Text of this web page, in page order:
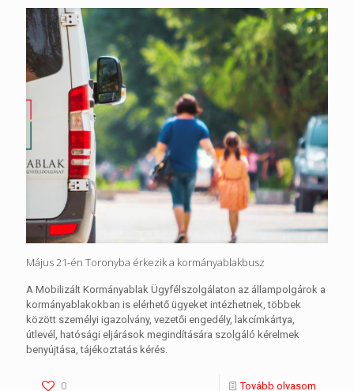
Május 21-én Toronyba érkezik a kormányablakbusz
A Mobilizált Kormányablak Ügyfélszolgálaton az állampolgárok a
kormányablakokban is elérhető ügyeket intézhetnek, többek
között személyi igazolvány, vezetői engedély, lakcímkártya,
útlevél, hatósági eljárások megindítására szolgáló kérelmek
benyújtása, tájékoztatás kérés.
0 Tovább olvasom